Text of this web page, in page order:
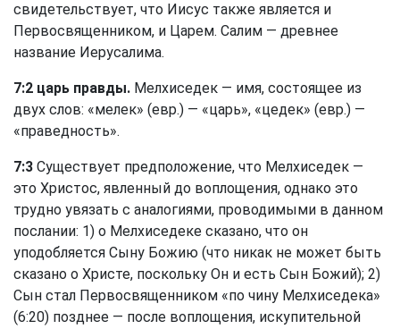
свидетельствует, что Иисус также является и
Первосвященником, и Царем. Салим — древнее
название Иерусалима.
7:2 царь правды. Мелхиседек — имя, состоящее из
двух слов: «мелек» (евр.) — «царь», «цедек» (евр.) —
«праведность».
7:3 Существует предположение, что Мелхиседек —
это Христос, явленный до воплощения, однако это
трудно увязать с аналогиями, проводимыми в данном
послании: 1) о Мелхиседеке сказано, что он
уподобляется Сыну Божию (что никак не может быть
сказано о Христе, поскольку Он и есть Сын Божий); 2)
Сын стал Первосвященником «по чину Мелхиседека»
(6:20) позднее — после воплощения, искупительной